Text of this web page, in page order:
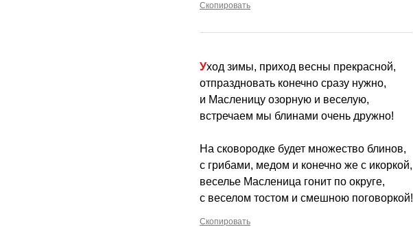
Скопировать
Уход зимы, приход весны прекрасной,
отпраздновать конечно сразу нужно,
и Масленицу озорную и веселую,
встречаем мы блинами очень дружно!
На сковородке будет множество блинов,
с грибами, медом и конечно же с икоркой,
веселье Масленица гонит по округе,
с веселом тостом и смешною поговоркой!
Скопировать